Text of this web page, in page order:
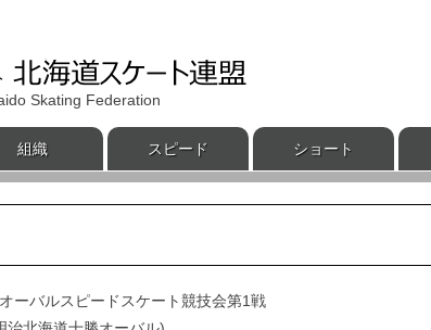
Skating Federation
組織 スピード ショート
ーバルスピードスケート競技会第1戦